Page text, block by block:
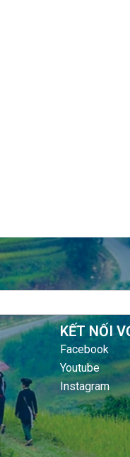
KẾT NỐI
Facebook
Youtube
Instagram